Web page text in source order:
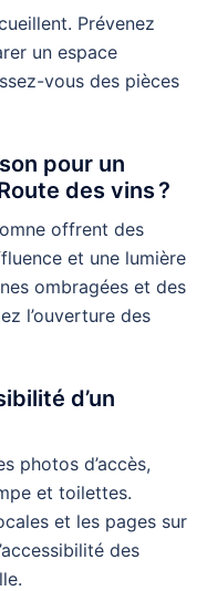
Prévenez
un espace
vous des pièces
pour un
des vins ?
offrent des
et une lumière
ombragées et des
l’ouverture des
d’un
photos d’accès,
et toilettes.
et les pages sur
des